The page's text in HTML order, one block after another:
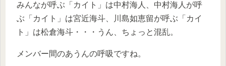
みんなが呼ぶ「カイト」は中村海人、中村海人が呼
ぶ「カイト」は宮近海斗、川島如恵留が呼ぶ「カイ
ト」は松倉海斗・・・うん、ちょっと混乱。
メンバー間のあうんの呼吸ですね。